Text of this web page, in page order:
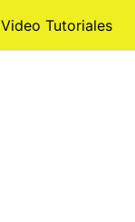
Video Tutoriales